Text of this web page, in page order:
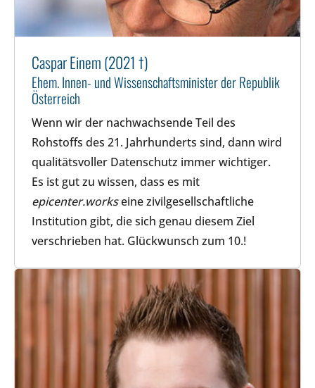
Caspar Einem (2021 †)
Ehem. Innen- und Wissenschaftsminister der Republik
Österreich
Wenn wir der nachwachsende Teil des
Rohstoffs des 21. Jahrhunderts sind, dann wird
qualitätsvoller Datenschutz immer wichtiger.
Es ist gut zu wissen, dass es mit
epicenter.workseine zivilgesellschaftliche
Institution gibt, die sich genau diesem Ziel
verschrieben hat. Glückwunsch zum 10.!